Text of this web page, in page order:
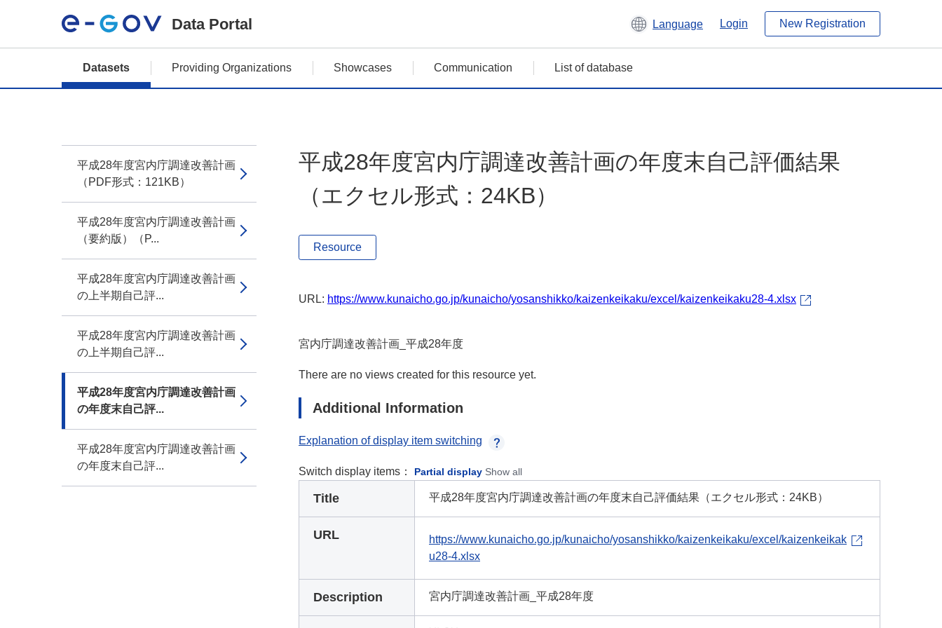
Data Portal Language Login New Registration
Datasets Providing Organizations Showcases Communication List of database
平成28年度宮内庁調達改善計画
（PDF形式：121KB）
平成28年度宮内庁調達改善計画
（要約版）（P...
平成28年度宮内庁調達改善計画
の上半期自己評...
平成28年度宮内庁調達改善計画
の上半期自己評...
平成28年度宮内庁調達改善計画
の年度末自己評...
平成28年度宮内庁調達改善計画
の年度末自己評...
平成28年度宮内庁調達改善計画の年度末自己評価結果
（エクセル形式：24KB）
Resource
URL: https://www.kunaicho.go.jp/kunaicho/yosanshikko/kaizenkeikaku/excel/kaizenkeikaku28-4.xlsx
宮内庁調達改善計画_平成28年度
There are no views created for this resource yet.
Additional Information
Explanation of display item switching
Switch display items： Partial display Show all
Title 平成28年度宮内庁調達改善計画の年度末自己評価結果（エクセル形式：24KB）
URL
https://www.kunaicho.go.jp/kunaicho/yosanshikko/kaizenkeikaku/excel/kaizenkeikak
u28-4.xlsx
Description 宮内庁調達改善計画_平成28年度